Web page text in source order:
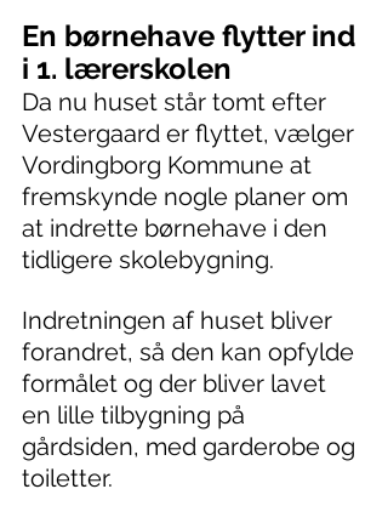
En børnehave flytter ind
i 1. lærerskolen
Da nu huset står tomt efter
Vestergaard er flyttet, vælger
Vordingborg Kommune at
fremskynde nogle planer om
at indrette børnehave i den
tidligere skolebygning.
Indretningen af huset bliver
forandret, så den kan opfylde
formålet og der bliver lavet
en lille tilbygning på
gårdsiden, med garderobe og
toiletter.